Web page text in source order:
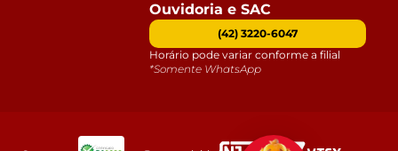
Ouvidoria e SAC
(42) 3220-6047
Horário pode variar conforme a filial
*Somente WhatsApp